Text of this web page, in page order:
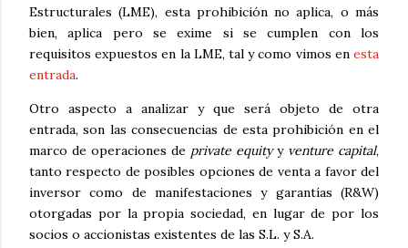
Estructurales (LME), esta prohibición no aplica, o más
bien, aplica pero se exime si se cumplen con los
requisitos expuestos en la LME, tal y como vimos en esta
entrada.
Otro aspecto a analizar y que será objeto de otra
entrada, son las consecuencias de esta prohibición en el
marco de operaciones de private equityy venture capital,
tanto respecto de posibles opciones de venta a favor del
inversor como de manifestaciones y garantías (R&W)
otorgadas por la propia sociedad, en lugar de por los
socios o accionistas existentes de las S.L. y S.A.